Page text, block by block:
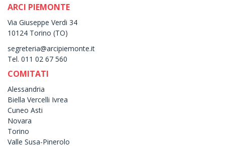
ARCI PIEMONTE
Via Giuseppe Verdi 34
10124 Torino (TO)
segreteria@arcipiemonte.it
Tel. 011 02 67 560
COMITATI
Alessandria
Biella Vercelli Ivrea
Cuneo Asti
Novara
Torino
Valle Susa-Pinerolo